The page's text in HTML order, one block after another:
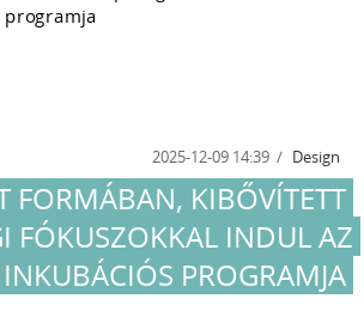
2025-12-09 14:39 Design
FORMÁBAN, KIBŐVÍTETT
FÓKUSZOKKAL INDUL AZ
PROGRAMJA